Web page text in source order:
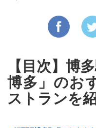
【目次】博
博多」のお
ストランを